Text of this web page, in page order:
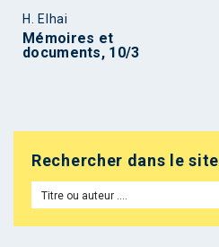
H. Elhai
Mémoires et
documents, 10/3
Rechercher dans le site